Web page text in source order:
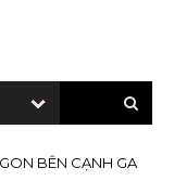
BÊN CẠNH GA